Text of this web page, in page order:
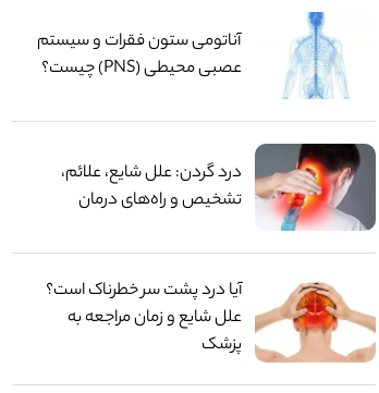
آناتومی ستون فقرات و سیستم
عصبی محیطی (PNS) چیست؟
درد گردن: علل شایع، علائم،
تشخیص و راه‌های درمان
آیا درد پشت سر خطرناک است؟
علل شایع و زمان مراجعه به
پزشک